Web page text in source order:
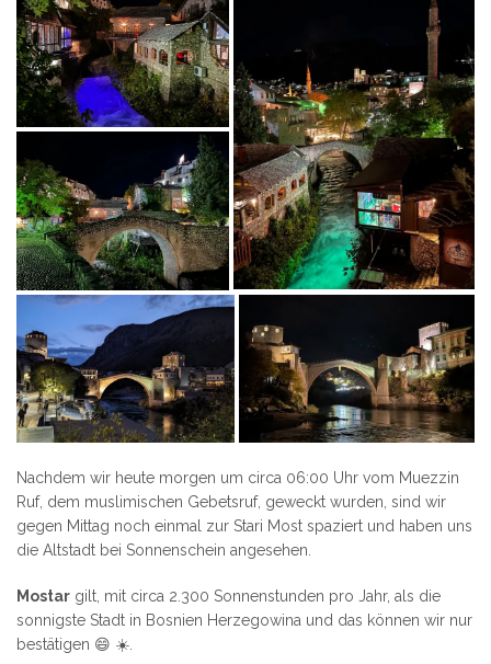
Nachdem wir heute morgen um circa 06:00 Uhr vom Muezzin
Ruf, dem muslimischen Gebetsruf, geweckt wurden, sind wir
gegen Mittag noch einmal zur Stari Most spaziert und haben uns
die Altstadt bei Sonnenschein angesehen.
Mostar gilt, mit circa 2.300 Sonnenstunden pro Jahr, als die
sonnigste Stadt in Bosnien Herzegowina und das können wir nur
bestätigen 😄 ☀️.